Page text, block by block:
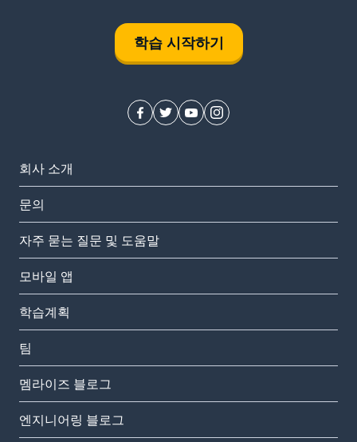
학습 시작하기
회사 소개
문의
자주 묻는 질문 및 도움말
모바일 앱
학습계획
팀
멤라이즈 블로그
엔지니어링 블로그